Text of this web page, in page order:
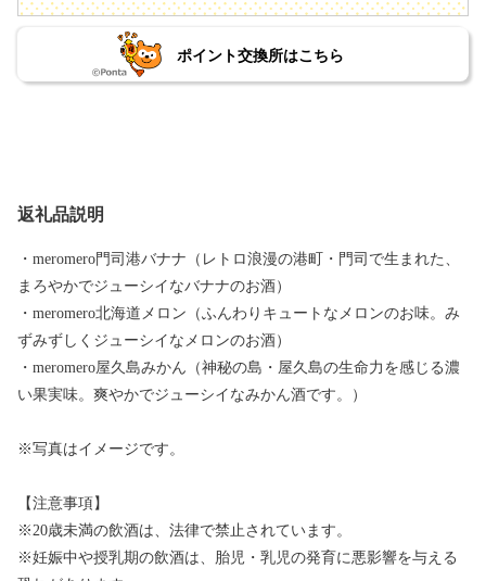
ポイント交換所はこちら
返礼品説明
・meromero門司港バナナ（レトロ浪漫の港町・門司で生まれた、
まろやかでジューシイなバナナのお酒）
・meromero北海道メロン（ふんわりキュートなメロンのお味。み
ずみずしくジューシイなメロンのお酒）
・meromero屋久島みかん（神秘の島・屋久島の生命力を感じる濃
い果実味。爽やかでジューシイなみかん酒です。）
※写真はイメージです。
【注意事項】
※20歳未満の飲酒は、法律で禁止されています。
※妊娠中や授乳期の飲酒は、胎児・乳児の発育に悪影響を与える